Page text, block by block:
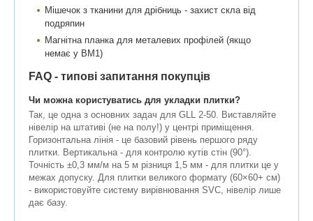
Мішечок з тканини для дрібниць - захист скла від
подряпин
Магнітна планка для металевих профілей (якщо
немає у BM1)
FAQ - типові запитання покупців
Чи можна користуватись для укладки плитки?
Так, це одна з основних задач для GLL 2-50. Виставляйте
нівелір на штативі (не на полу!) у центрі приміщення.
Горизонтальна лінія - це базовий рівень першого ряду
плитки. Вертикальна - для контролю кутів стін (90°).
Точність ±0,3 мм/м на 5 м різниця 1,5 мм - для плитки це у
межах допуску. Для плитки великого формату (60×60+ см)
- використовуйте систему вирівнювання SVC, нівелір лише
дає базу.